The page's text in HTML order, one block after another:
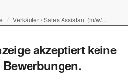
Verkäufer / Sales Assistant (m/w/d) – Minijobber
akzeptiert keine